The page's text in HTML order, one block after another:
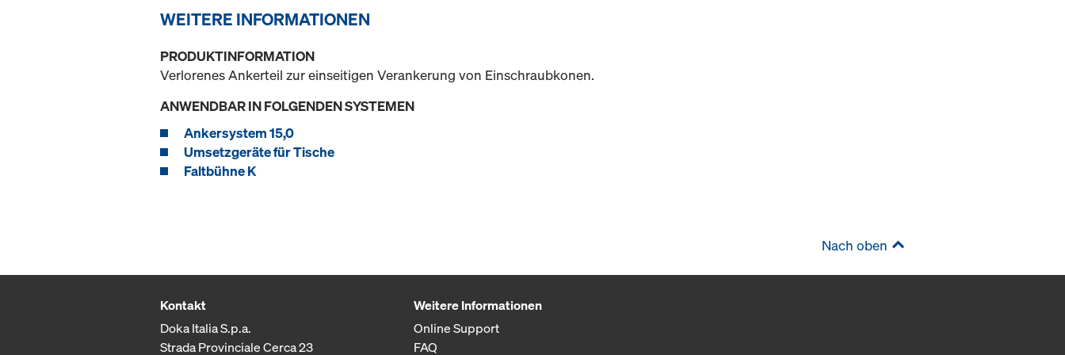
WEITERE INFORMATIONEN
PRODUKTINFORMATION
Verlorenes Ankerteil zur einseitigen Verankerung von Einschraubkonen.
ANWENDBAR IN FOLGENDEN SYSTEMEN
Ankersystem 15,0
Umsetzgeräte für Tische
Faltbühne K
Nach oben
Kontakt
Doka Italia S.p.a.
Strada Provinciale Cerca 23
Weitere Informationen
Online Support
FAQ